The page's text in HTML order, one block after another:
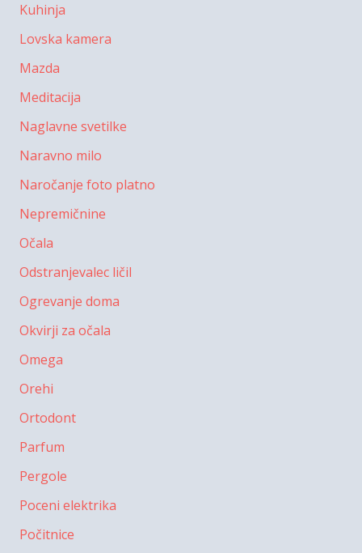
Kuhinja
Lovska kamera
Mazda
Meditacija
Naglavne svetilke
Naravno milo
Naročanje foto platno
Nepremičnine
Očala
Odstranjevalec ličil
Ogrevanje doma
Okvirji za očala
Omega
Orehi
Ortodont
Parfum
Pergole
Poceni elektrika
Počitnice